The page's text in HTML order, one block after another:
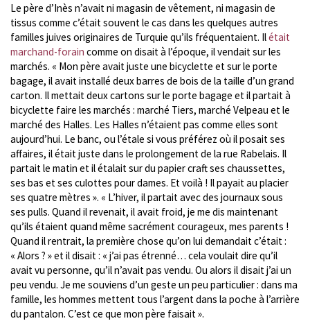
Le père d’Inès n’avait ni magasin de vêtement, ni magasin de
tissus comme c’était souvent le cas dans les quelques autres
familles juives originaires de Turquie qu’ils fréquentaient. Ilétait
marchand-forain comme on disait à l’époque, il vendait sur les
marchés. « Mon père avait juste une bicyclette et sur le porte
bagage, il avait installé deux barres de bois de la taille d’un grand
carton. Il mettait deux cartons sur le porte bagage et il partait à
bicyclette faire les marchés : marché Tiers, marché Velpeau et le
marché des Halles. Les Halles n’étaient pas comme elles sont
aujourd’hui. Le banc, ou l’étale si vous préférez où il posait ses
affaires, il était juste dans le prolongement de la rue Rabelais. Il
partait le matin et il étalait sur du papier craft ses chaussettes,
ses bas et ses culottes pour dames. Et voilà ! Il payait au placier
ses quatre mètres ». « L’hiver, il partait avec des journaux sous
ses pulls. Quand il revenait, il avait froid, je me dis maintenant
qu’ils étaient quand même sacrément courageux, mes parents !
Quand il rentrait, la première chose qu’on lui demandait c’était :
« Alors ? » et il disait : « j’ai pas étrenné… cela voulait dire qu’il
avait vu personne, qu’il n’avait pas vendu. Ou alors il disait j’ai un
peu vendu. Je me souviens d’un geste un peu particulier : dans ma
famille, les hommes mettent tous l’argent dans la poche à l’arrière
du pantalon. C’est ce que mon père faisait ».